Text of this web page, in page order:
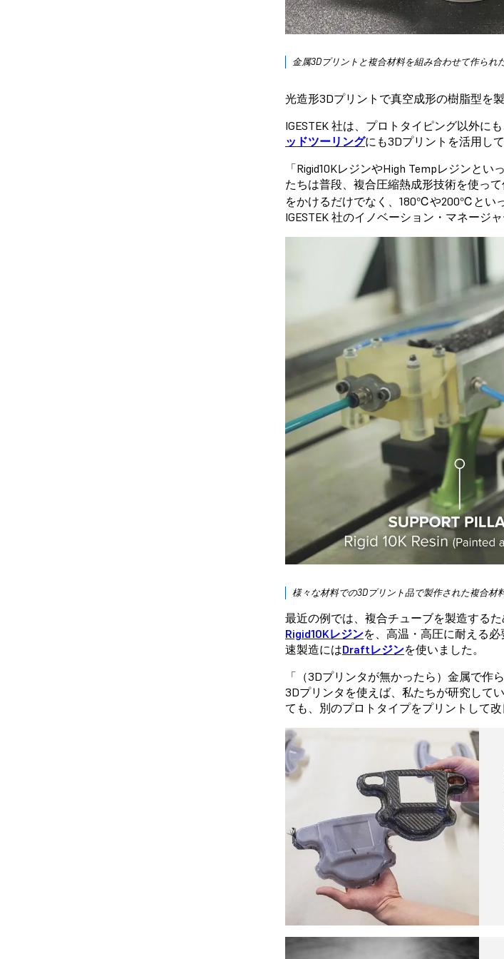
金属3Dプリントと複合材料を組み合わせて作られ
光造形3Dプリントで真空成形の樹脂型を
IGESTEK 社は、プロトタイピング以外に
ッドツーリングにも3Dプリントを活用して
「Rigid10KレジンやHigh Tempレジンと
たちは普段、複合圧縮熱成形技術を使っ
をかけるだけでなく、180℃や200℃とい
IGESTEK 社のイノベーション・マネージ
様々な材料での3Dプリント品で製作された複合材
最近の例では、複合チューブを製造する
Rigid10Kレジンを、高温・高圧に耐える
速製造にはDraftレジンを使いました。
「（3Dプリンタが無かったら）金属で作
3Dプリンタを使えば、私たちが研究して
ても、別のプロトタイプをプリントして